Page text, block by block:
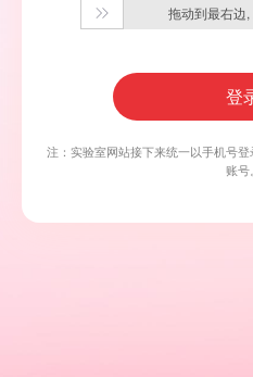
 拖动到最右边
登
注：实验室网站接下来统一以手机号
账号。